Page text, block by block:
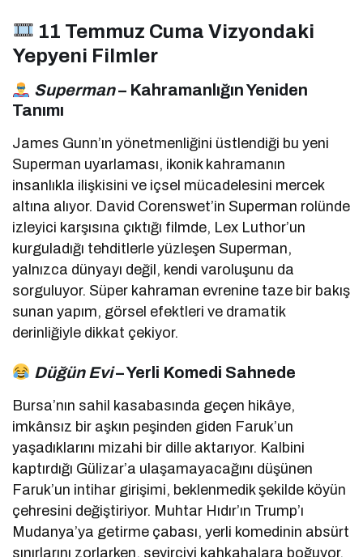
11 Temmuz Cuma Vizyondaki
Yepyeni Filmler
Superman– Kahramanlığın Yeniden
Tanımı
James Gunn’ın yönetmenliğini üstlendiği bu yeni
Superman uyarlaması, ikonik kahramanın
insanlıkla ilişkisini ve içsel mücadelesini mercek
altına alıyor. David Corenswet’in Superman rolünde
izleyici karşısına çıktığı filmde, Lex Luthor’un
kurguladığı tehditlerle yüzleşen Superman,
yalnızca dünyayı değil, kendi varoluşunu da
sorguluyor. Süper kahraman evrenine taze bir bakış
sunan yapım, görsel efektleri ve dramatik
derinliğiyle dikkat çekiyor.
Düğün Evi– Yerli Komedi Sahnede
Bursa’nın sahil kasabasında geçen hikâye,
imkânsız bir aşkın peşinden giden Faruk’un
yaşadıklarını mizahi bir dille aktarıyor. Kalbini
kaptırdığı Gülizar’a ulaşamayacağını düşünen
Faruk’un intihar girişimi, beklenmedik şekilde köyün
çehresini değiştiriyor. Muhtar Hıdır’ın Trump’ı
Mudanya’ya getirme çabası, yerli komedinin absürt
sınırlarını zorlarken, seyirciyi kahkahalara boğuyor.